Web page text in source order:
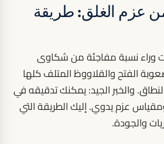
عزم الغلق: طريقة
وراء نسبة مفاجئة من شكاوى
الفتح والقلاووظ المتلف كلها
والخبر الجيد: يمكنك تدقيقه في
زجاجة ومقياس عزم يدوي. إليك الطريقة التي
والجودة.